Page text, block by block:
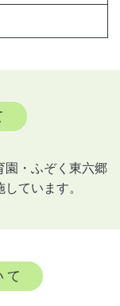
園・ふぞく東六郷
ています。
て